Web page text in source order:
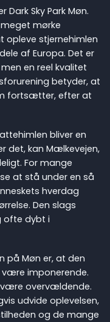
Dark Sky Park Møn.
mørke
stjernehimlen
af Europa. Det er
en reel kvalitet
betyder, at
fortsætter, efter at
bliver en
det, kan Mælkevejen,
For mange
at stå under en så
hverdag
Den slags
ofte dybt i
på Møn er, at den
imponerende.
være overvældende.
udvide oplevelsen,
og de mange